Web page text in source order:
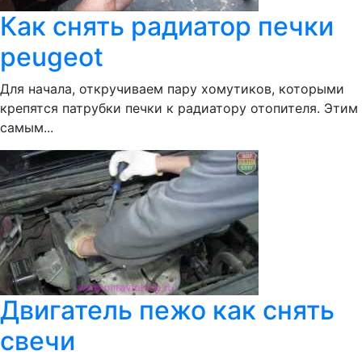
Как снять радиатор печки
peugeot
Для начала, откручиваем пару хомутиков, которыми
крепятся патрубки печки к радиатору отопителя. Этим
самым...
Двигатель пежо как снять
свечи